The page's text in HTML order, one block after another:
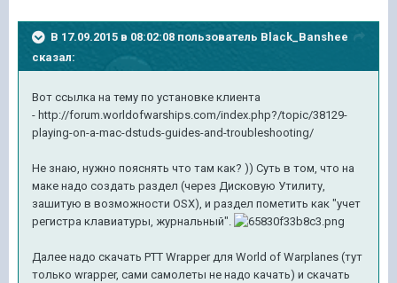
В 17.09.2015 в 08:02:08 пользователь Black_Banshee
сказал:
Вот ссылка на тему по установке клиента
- http://forum.worldofwarships.com/index.php?/topic/38129-
playing-on-a-mac-dstuds-guides-and-troubleshooting/
Не знаю, нужно пояснять что там как? )) Суть в том, что на
маке надо создать раздел (через Дисковую Утилиту,
зашитую в возможности OSX), и раздел пометить как "учет
регистра клавиатуры, журнальный".
Далее надо скачать PTT Wrapper для World of Warplanes (тут
только wrapper, сами самолеты не надо качать) и скачать